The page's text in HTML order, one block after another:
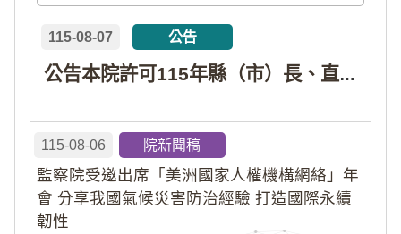
公告本院許可115年縣（市）長、直轄市議員、縣（市）議員擬參選人開立政治獻金專戶共計4戶。各專戶得收受政治獻金期間為自專戶許可設立日起至115年11月27日止，專戶名冊詳如附件。
115-08-07 公告
115-08-06 院新聞稿
監察院受邀出席「美洲國家人權機構網絡」年
會 分享我國氣候災害防治經驗 打造國際永續
韌性